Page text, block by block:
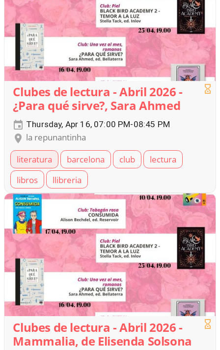
Clubes de lectura - Abril 2026 -
¿Para qué sirve?, Sara Ahmed
Thursday, Apr 16, 07:00 PM-08:45 PM
la repunantinha
literatura
barcelona club
lectura
libros
llibreria
Clubes de lectura - Abril 2026 -
Mammalia, de Elisenda Solsona